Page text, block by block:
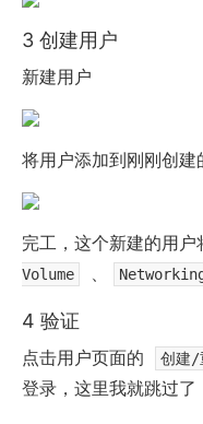
3 创建用户
新建用户
将用户添加到刚刚创建
完工，这个新建的用户
Volume
、
4 验证
点击用户页面的 创建/
登录，这里我就跳过了